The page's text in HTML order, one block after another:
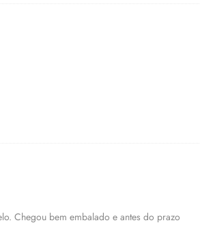
Chegou bem embalado e antes do prazo